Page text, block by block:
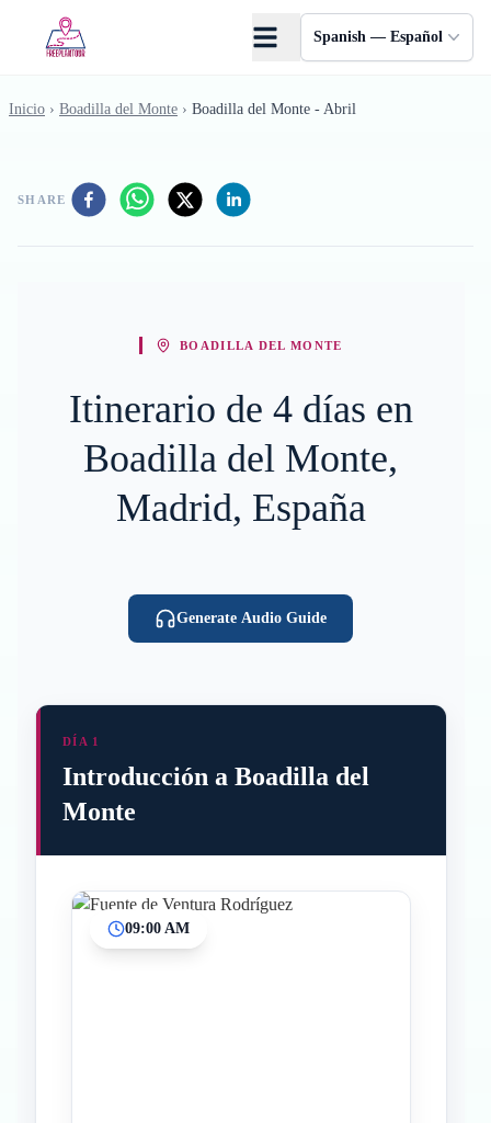
Spanish — Español
Inicio › Boadilla del Monte › Boadilla del Monte - Abril
SHARE
BOADILLA DEL MONTE
Itinerario de 4 días en
Boadilla del Monte,
Madrid, España
Generate Audio Guide
DÍA 1
Introducción a Boadilla del
Monte
09:00 AM